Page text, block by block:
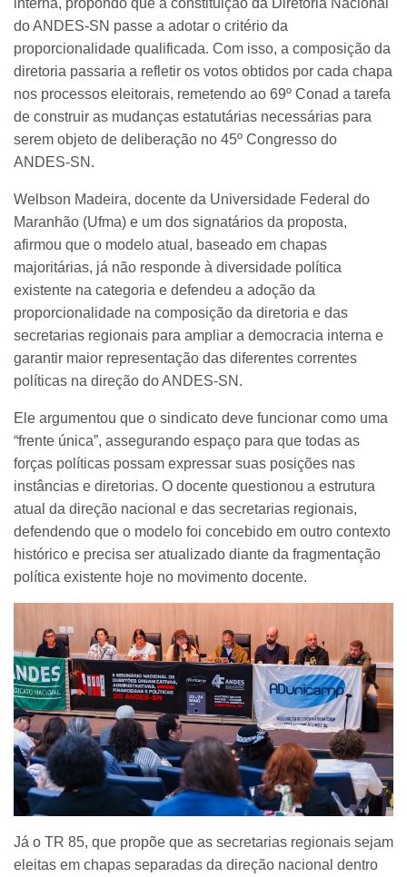
do ANDES-SN passe a adotar o critério da
proporcionalidade qualificada. Com isso, a composição da
diretoria passaria a refletir os votos obtidos por cada chapa
nos processos eleitorais, remetendo ao 69º Conad a tarefa
de construir as mudanças estatutárias necessárias para
serem objeto de deliberação no 45º Congresso do
ANDES-SN.
Welbson Madeira, docente da Universidade Federal do
Maranhão (Ufma) e um dos signatários da proposta,
afirmou que o modelo atual, baseado em chapas
majoritárias, já não responde à diversidade política
existente na categoria e defendeu a adoção da
proporcionalidade na composição da diretoria e das
secretarias regionais para ampliar a democracia interna e
garantir maior representação das diferentes correntes
políticas na direção do ANDES-SN.
Ele argumentou que o sindicato deve funcionar como uma
“frente única”, assegurando espaço para que todas as
forças políticas possam expressar suas posições nas
instâncias e diretorias. O docente questionou a estrutura
atual da direção nacional e das secretarias regionais,
defendendo que o modelo foi concebido em outro contexto
histórico e precisa ser atualizado diante da fragmentação
política existente hoje no movimento docente.
Já o TR 85, que propõe que as secretarias regionais sejam
eleitas em chapas separadas da direção nacional dentro